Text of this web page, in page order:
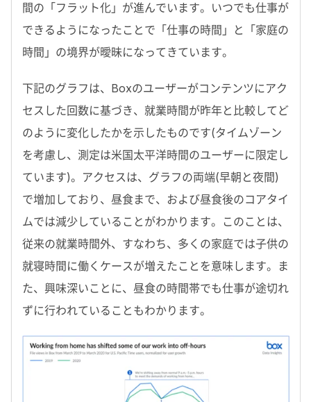
間の「フラット化」が進んでいます。いつでも仕事が
できるようになったことで「仕事の時間」と「家庭の
時間」の境界が曖昧になってきています。
下記のグラフは、Boxのユーザーがコンテンツにアク
セスした回数に基づき、就業時間が昨年と比較してど
のように変化したかを示したものです(タイムゾーン
を考慮し、測定は米国太平洋時間のユーザーに限定し
ています)。アクセスは、グラフの両端(早朝と夜間)
で増加しており、昼食まで、および昼食後のコアタイ
ムでは減少していることがわかります。このことは、
従来の就業時間外、すなわち、多くの家庭では子供の
就寝時間に働くケースが増えたことを意味します。ま
た、興味深いことに、昼食の時間帯でも仕事が途切れ
ずに行われていることもわかります。